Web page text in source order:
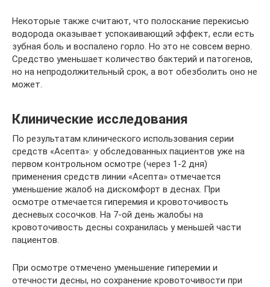
Некоторые также считают, что полоскание перекисью
водорода оказывает успокаивающий эффект, если есть
зубная боль и воспалено горло. Но это не совсем верно.
Средство уменьшает количество бактерий и патогенов,
но на непродолжительный срок, а вот обезболить оно не
может.
Клинические исследования
По результатам клинического использования серии
средств «Асепта»: у обследованных пациентов уже на
первом контрольном осмотре (через 1-2 дня)
применения средств линии «Асепта» отмечается
уменьшение жалоб на дискомфорт в деснах. При
осмотре отмечается гиперемия и кровоточивость
десневых сосочков. На 7-ой день жалобы на
кровоточивость десны сохранилась у меньшей части
пациентов.
При осмотре отмечено уменьшение гиперемии и
отечности десны, но сохранение кровоточивости при